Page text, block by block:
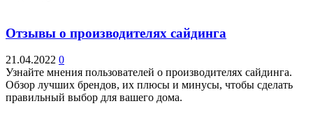
Отзывы о производителях сайдинга
21.04.2022 0
Узнайте мнения пользователей о производителях сайдинга.
Обзор лучших брендов, их плюсы и минусы, чтобы сделать
правильный выбор для вашего дома.